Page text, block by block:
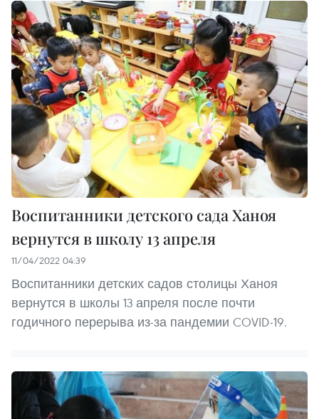
Воспитанники детского сада Ханоя
вернутся в школу 13 апреля
11/04/2022 04:39
Воспитанники детских садов столицы Ханоя
вернутся в школы 13 апреля после почти
годичного перерыва из-за пандемии COVID-19.